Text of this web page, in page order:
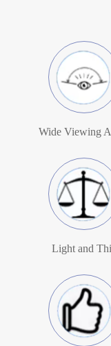
Wide Viewing
Light and